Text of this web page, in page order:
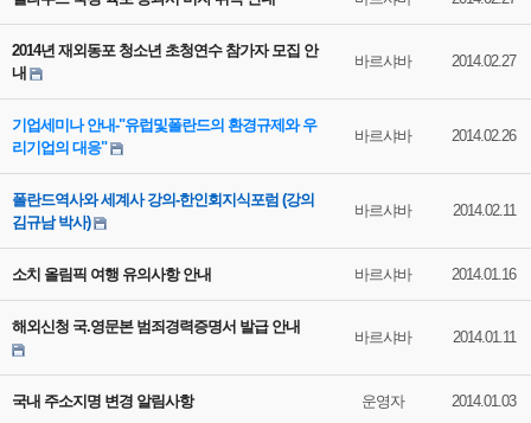
2014년 재외동포 청소년 초청연수 참가자 모집 안
내
바르샤바 2014.02.27
기업세미나 안내-"유럽및폴란드의 환경규제와 우
리기업의 대응"
바르샤바 2014.02.26
폴란드역사와 세계사 강의-한인회지식포럼 (강의
김규남 박사)
바르샤바 2014.02.11
소치 올림픽 여행 유의사항 안내 바르샤바 2014.01.16
해외신청 국.영문본 범죄경력증명서 발급 안내
바르샤바 2014.01.11
국내 주소지명 변경 알림사항 운영자 2014.01.03